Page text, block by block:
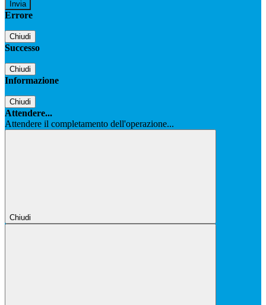
Errore
Chiudi
Successo
Chiudi
Informazione
Chiudi
Attendere...
Attendere il completamento dell'operazione...
Chiudi